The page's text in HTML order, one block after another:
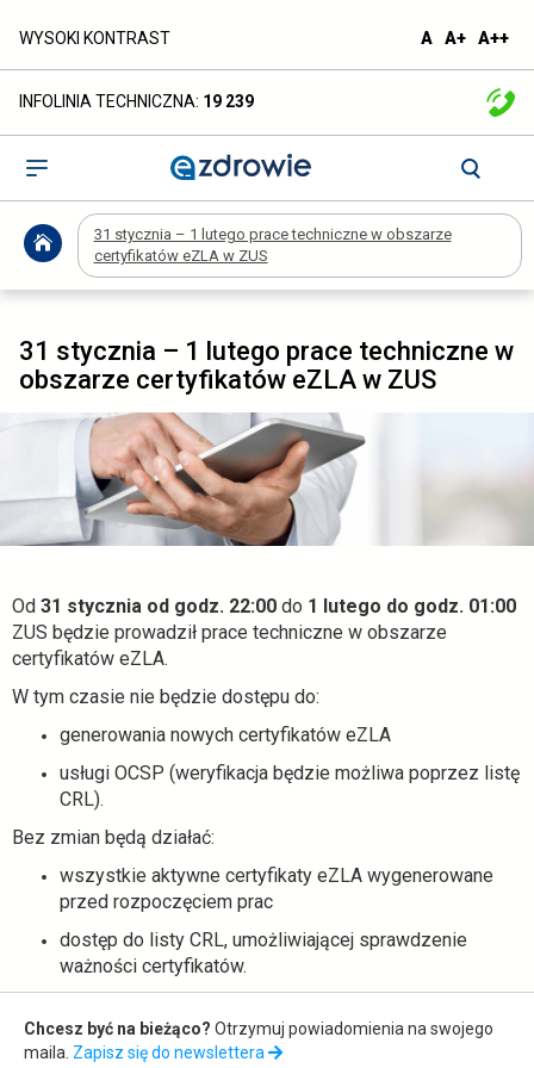
31
stycznia
–
lutego
prace
techniczne
w
obszarze
certyfikatów
eZLA
w
ZUS
ezdrowie.gov.pl
WYSOKI KONTRAST A domyślna
A+większa
A++
INFOLINIA TECHNICZNA: 19 239
Otwórz
31 stycznia – 1 lutego prace techniczne w obszarze
certyfikatów eZLA w ZUS
31 stycznia – 1 lutego prace techniczne w
obszarze certyfikatów eZLA w ZUS
Od 31 stycznia od godz. 22:00 do 1 lutego do godz. 01:00
ZUS będzie prowadził prace techniczne w obszarze
certyfikatów eZLA.
W tym czasie nie będzie dostępu do:
generowania nowych certyfikatów eZLA
usługi OCSP (weryfikacja będzie możliwa poprzez listę
CRL).
Bez zmian będą działać:
wszystkie aktywne certyfikaty eZLA wygenerowane
przed rozpoczęciem prac
dostęp do listy CRL, umożliwiającej sprawdzenie
ważności certyfikatów.
Zapis
do
Chcesz być na bieżąco? Otrzymuj powiadomienia na swojego
maila. Zapisz się do newslettera